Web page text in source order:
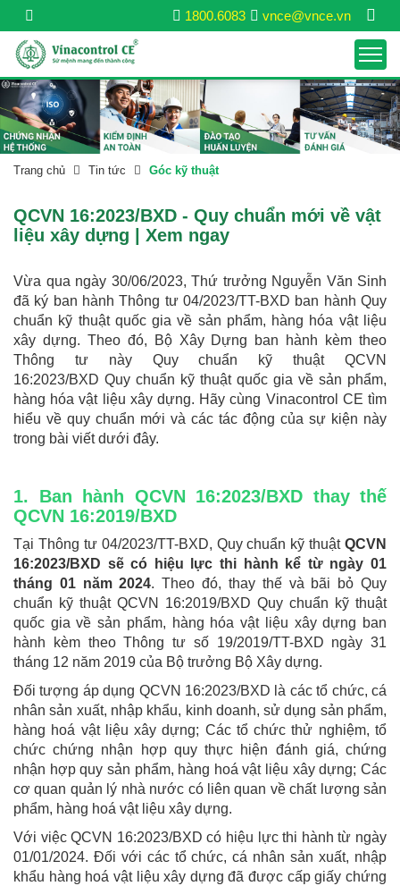
vnce@vnce.vn
1800.6083
Trang chủ Tin tức Góc kỹ thuật
QCVN 16:2023/BXD - Quy chuẩn mới về vật
liệu xây dựng | Xem ngay
Vừa qua ngày 30/06/2023, Thứ trưởng Nguyễn Văn Sinh
đã ký ban hành Thông tư 04/2023/TT-BXD ban hành Quy
chuẩn kỹ thuật quốc gia về sản phẩm, hàng hóa vật liệu
xây dựng. Theo đó, Bộ Xây Dựng ban hành kèm theo
Thông tư này Quy chuẩn kỹ thuật QCVN
16:2023/BXD Quy chuẩn kỹ thuật quốc gia về sản phẩm,
hàng hóa vật liệu xây dựng. Hãy cùng Vinacontrol CE tìm
hiểu về quy chuẩn mới và các tác động của sự kiện này
trong bài viết dưới đây.
1. Ban hành QCVN 16:2023/BXD thay thế
QCVN 16:2019/BXD
Tại Thông tư 04/2023/TT-BXD, Quy chuẩn kỹ thuậtQCVN
16:2023/BXD sẽ có hiệu lực thi hành kể từ ngày 01
tháng 01 năm 2024. Theo đó, thay thế và bãi bỏ Quy
chuẩn kỹ thuật QCVN 16:2019/BXD Quy chuẩn kỹ thuật
quốc gia về sản phẩm, hàng hóa vật liệu xây dựng ban
hành kèm theo Thông tư số 19/2019/TT-BXD ngày 31
tháng 12 năm 2019 của Bộ trưởng Bộ Xây dựng.
Đối tượng áp dụng QCVN 16:2023/BXD là các tổ chức, cá
nhân sản xuất, nhập khẩu, kinh doanh, sử dụng sản phẩm,
hàng hoá vật liệu xây dựng; Các tổ chức thử nghiệm, tổ
chức chứng nhận hợp quy thực hiện đánh giá, chứng
nhận hợp quy sản phẩm, hàng hoá vật liệu xây dựng; Các
cơ quan quản lý nhà nước có liên quan về chất lượng sản
phẩm, hàng hoá vật liệu xây dựng.
Với việc QCVN 16:2023/BXD có hiệu lực thi hành từ ngày
01/01/2024. Đối với các tổ chức, cá nhân sản xuất, nhập
khẩu hàng hoá vật liệu xây dựng đã được cấp giấy chứng